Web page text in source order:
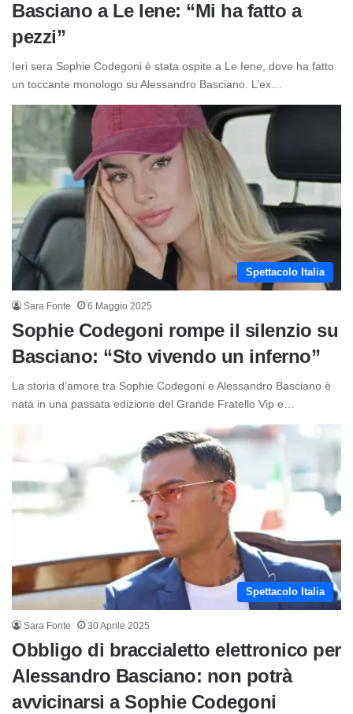
Basciano a Le Iene: “Mi ha fatto a
pezzi”
Ieri sera Sophie Codegoni è stata ospite a Le Iene, dove ha fatto
un toccante monologo su Alessandro Basciano. L’ex…
Spettacolo Italia
Sara Fonte 6 Maggio 2025
Sophie Codegoni rompe il silenzio su
Basciano: “Sto vivendo un inferno”
La storia d’amore tra Sophie Codegoni e Alessandro Basciano è
nata in una passata edizione del Grande Fratello Vip e…
Spettacolo Italia
Sara Fonte 30 Aprile 2025
Obbligo di braccialetto elettronico per
Alessandro Basciano: non potrà
avvicinarsi a Sophie Codegoni